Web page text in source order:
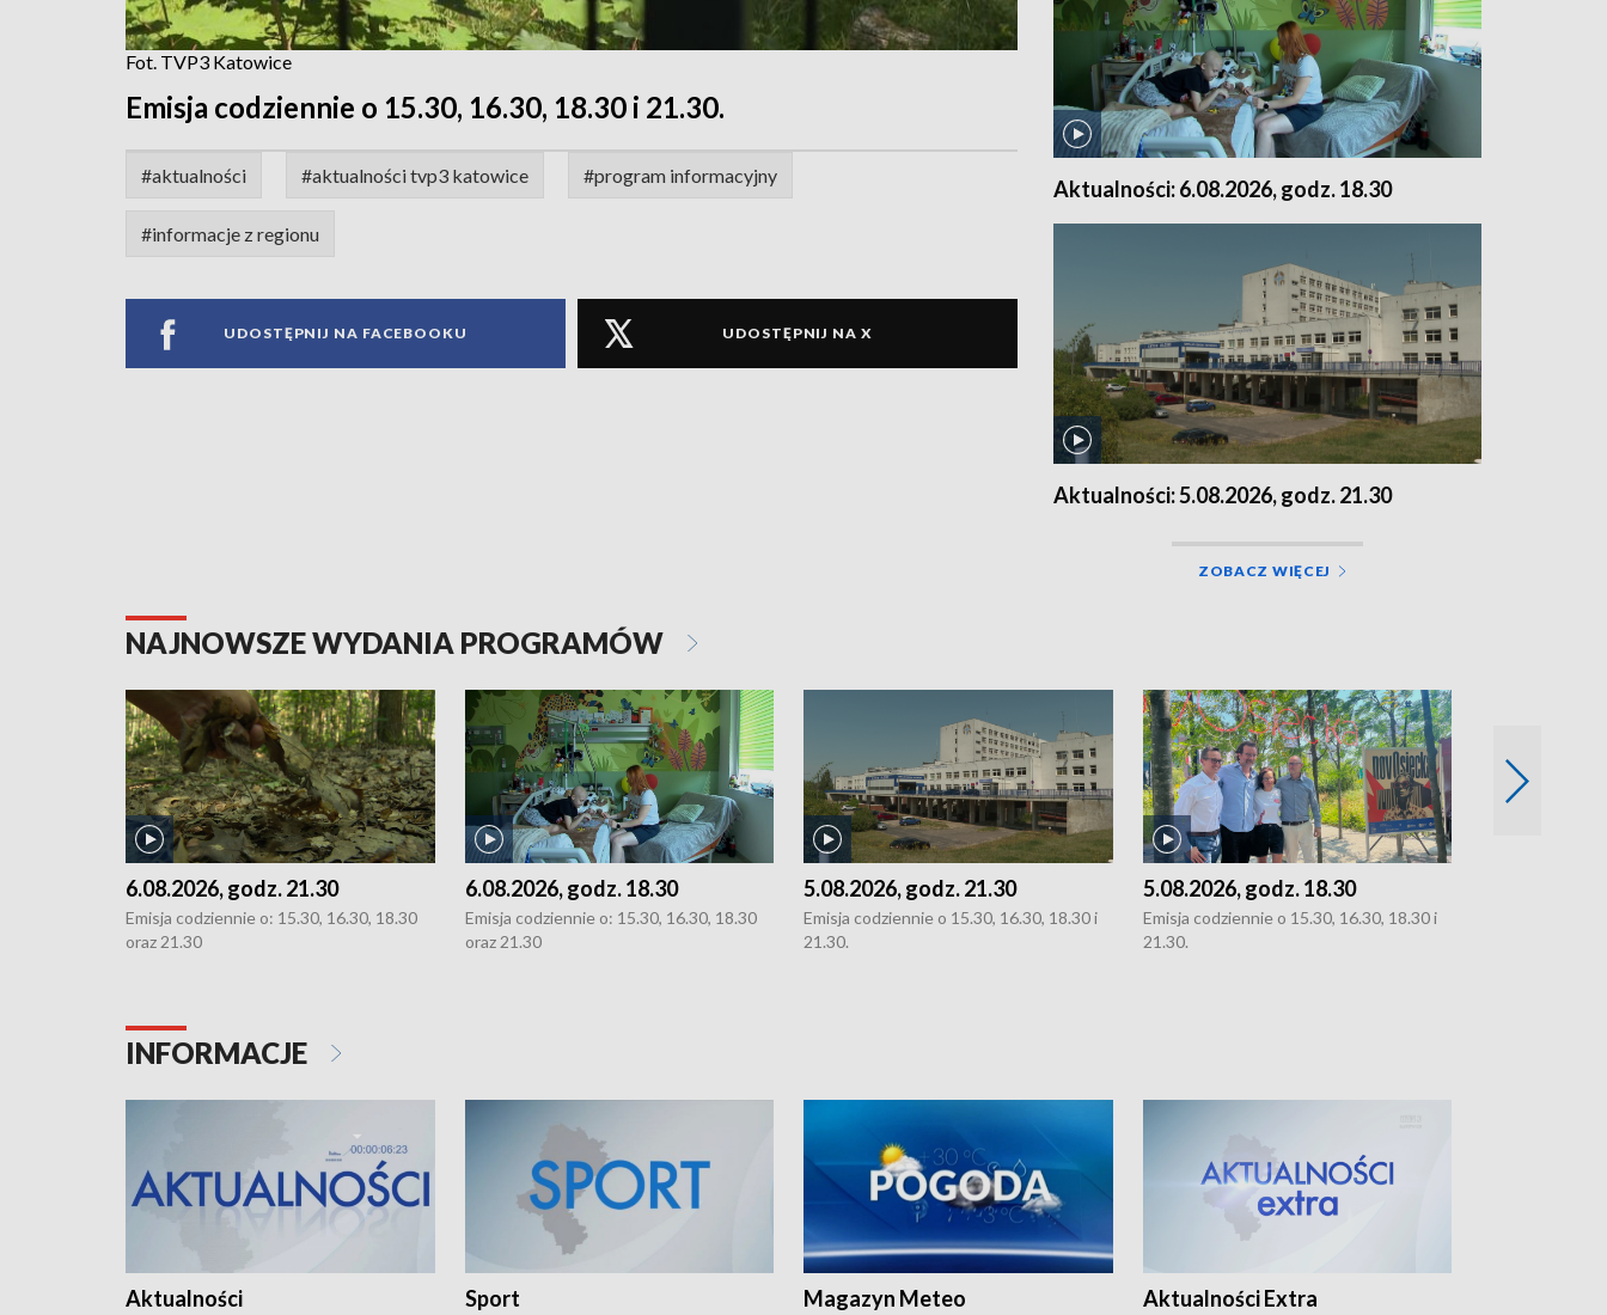
Fot. TVP3 Katowice
Emisja codziennie o 15.30, 16.30, 18.30 i 21.30.
#aktualności #aktualności tvp3 katowice #program informacyjny
#informacje z regionu
UDOSTĘPNIJ NA FACEBOOKU UDOSTĘPNIJ NA X
Aktualności: 6.08.2026, godz. 18.30
Aktualności: 5.08.2026, godz. 21.30
ZOBACZ WIĘCEJ
NAJNOWSZE WYDANIA PROGRAMÓW
6.08.2026, godz. 21.30
Emisja codziennie o: 15.30, 16.30, 18.30
oraz 21.30
6.08.2026, godz. 18.30
Emisja codziennie o: 15.30, 16.30, 18.30
oraz 21.30
5.08.2026, godz. 21.30
Emisja codziennie o 15.30, 16.30, 18.30 i
21.30.
5.08.2026, godz. 18.30
Emisja codziennie o 15.30, 16.30, 18.30 i
21.30.
INFORMACJE
Aktualności Sport Magazyn Meteo Aktualności Extra